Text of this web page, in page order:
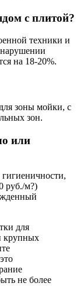
с плитой?
техники и
на 18-20%.
зоны мойки, с
зон.
или
руб./м?)
для
крупных
не более